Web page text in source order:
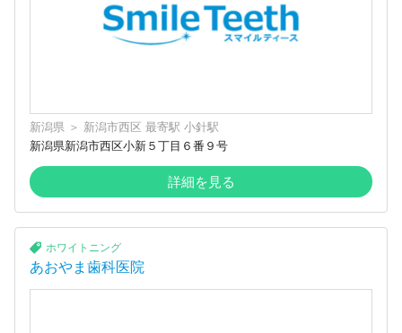
新潟県 ＞ 新潟市西区 最寄駅 小針駅
新潟県新潟市西区小新５丁目６番９号
詳細を見る
ホワイトニング
あおやま歯科医院